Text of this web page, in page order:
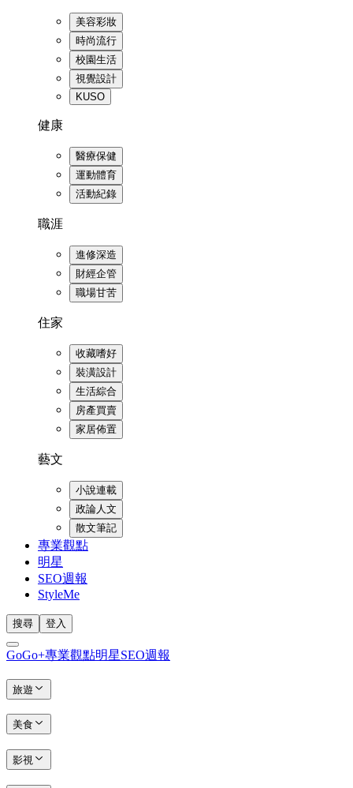
美容彩妝
時尚流行
校園生活
視覺設計
KUSO
健康
醫療保健
運動體育
活動紀錄
職涯
進修深造
財經企管
職場甘苦
住家
收藏嗜好
裝潢設計
生活綜合
房產買賣
家居佈置
藝文
小說連載
政論人文
散文筆記
專業觀點
明星
SEO週報
StyleMe
搜尋 登入
GoGo+專業觀點明星SEO週報
旅遊
美食
影視